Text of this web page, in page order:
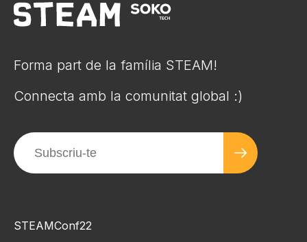
Forma part de la família STEAM!
Connecta amb la comunitat global :)
STEAMConf22